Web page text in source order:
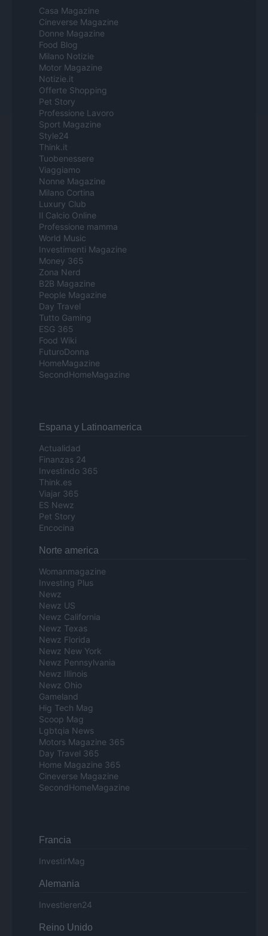
Casa Magazine
Cineverse Magazine
Donne Magazine
Food Blog
Milano Notizie
Motor Magazine
Notizie.it
Offerte Shopping
Pet Story
Professione Lavoro
Sport Magazine
Style24
Think.it
Tuobenessere
Viaggiamo
Nonne Magazine
Milano Cortina
Luxury Club
Il Calcio Online
Professione mamma
World Music
Investimenti Magazine
Money 365
Zona Nerd
B2B Magazine
People Magazine
Day Travel
Tutto Gaming
ESG 365
Food Wiki
FuturoDonna
HomeMagazine
SecondHomeMagazine
Espana y Latinoamerica
Actualidad
Finanzas 24
Investindo 365
Think.es
Viajar 365
ES Newz
Pet Story
Encocina
Norte america
Womanmagazine
Investing Plus
Newz
Newz US
Newz California
Newz Texas
Newz Florida
Newz New York
Newz Pennsylvania
Newz Illinois
Newz Ohio
Gameland
Hig Tech Mag
Scoop Mag
Lgbtqia News
Motors Magazine 365
Day Travel 365
Home Magazine 365
Cineverse Magazine
SecondHomeMagazine
Francia
InvestirMag
Alemania
Investieren24
Reino Unido